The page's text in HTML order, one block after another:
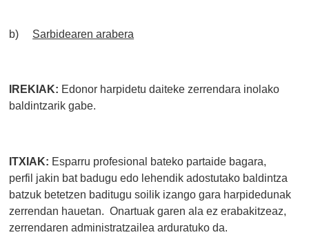
b) Sarbidearen arabera
IREKIAK: Edonor harpidetu daiteke zerrendara inolako
baldintzarik gabe.
ITXIAK: Esparru profesional bateko partaide bagara,
perfil jakin bat badugu edo lehendik adostutako baldintza
batzuk betetzen baditugu soilik izango gara harpidedunak
zerrendan hauetan. Onartuak garen ala ez erabakitzeaz,
zerrendaren administratzailea arduratuko da.